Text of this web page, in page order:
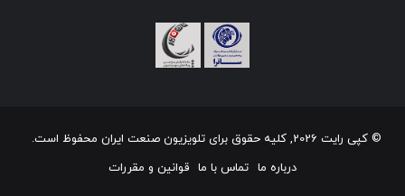
© کپی رایت 2026, کلیه حقوق برای تلویزیون صنعت ایران محفوظ است.
درباره ما تماس با ما قوانین و مقررات